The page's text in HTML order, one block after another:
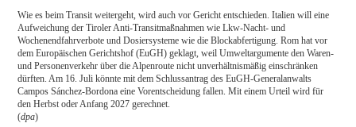
Wie es beim Transit weitergeht, wird auch vor Gericht entschieden. Italien will eine
Aufweichung der Tiroler Anti-Transitmaßnahmen wie Lkw-Nacht- und
Wochenendfahrverbote und Dosiersysteme wie die Blockabfertigung. Rom hat vor
dem Europäischen Gerichtshof (EuGH) geklagt, weil Umweltargumente den Waren-
und Personenverkehr über die Alpenroute nicht unverhältnismäßig einschränken
dürften. Am 16. Juli könnte mit dem Schlussantrag des EuGH-Generalanwalts
Campos Sánchez-Bordona eine Vorentscheidung fallen. Mit einem Urteil wird für
den Herbst oder Anfang 2027 gerechnet.
(dpa)